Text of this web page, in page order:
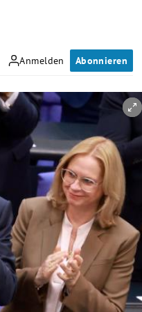
Anmelden Abonnieren